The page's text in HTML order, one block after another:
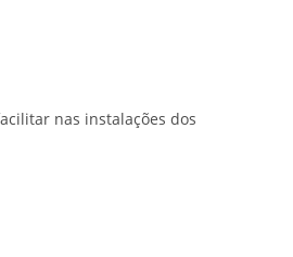
nas instalações dos